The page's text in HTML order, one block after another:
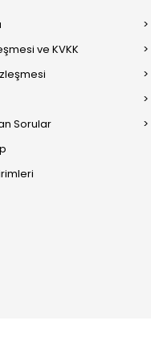
ve KVKK
Sorular